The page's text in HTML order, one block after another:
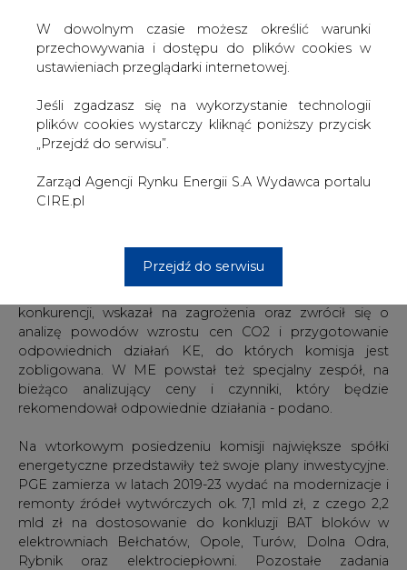
W dowolnym czasie możesz określić warunki
przechowywania i dostępu do plików cookies w
ustawieniach przeglądarki internetowej.
Jeśli zgadzasz się na wykorzystanie technologii
plików cookies wystarczy kliknąć poniższy przycisk
„Przejdź do serwisu”.
Zarząd Agencji Rynku Energii S.A Wydawca portalu
CIRE.pl
Przejdź do serwisu
restrukturyzacji górnictwa, a polska energetyka jest w
niewielkim stopniu zależna od gazu, który również
mocno podrożał - wskazało ministerstwo.
Przedstawiciele ME, odnosząc się do wzrostu cen
uprawnień do emisji CO2, również wskazywali na czynniki
fundamentalne. Oceniali, że być może to efekt wejścia w
emisji CO2 za instrumenty finansowe. W obrót nimi
zaangażowały się instytucje finansowe i na razie nie ma
ME przypomniało, że minister Krzysztof Tchórzewski
konkurencji, wskazał na zagrożenia oraz zwrócił się o
analizę powodów wzrostu cen CO2 i przygotowanie
odpowiednich działań KE, do których komisja jest
zobligowana. W ME powstał też specjalny zespół, na
bieżąco analizujący ceny i czynniki, który będzie
rekomendował odpowiednie działania - podano.
Na wtorkowym posiedzeniu komisji największe spółki
energetyczne przedstawiły też swoje plany inwestycyjne.
PGE zamierza w latach 2019-23 wydać na modernizacje i
remonty źródeł wytwórczych ok. 7,1 mld zł, z czego 2,2
mld zł na dostosowanie do konkluzji BAT bloków w
elektrowniach Bełchatów, Opole, Turów, Dolna Odra,
Rybnik oraz elektrociepłowni. Pozostałe zadania